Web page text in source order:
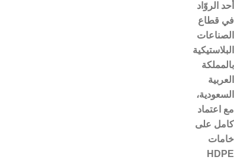
أحد الروّاد
في قطاع
الصناعات
البلاستيكية
بالمملكة
العربية
السعودية،
مع اعتماد
كامل على
خامات
HDPE